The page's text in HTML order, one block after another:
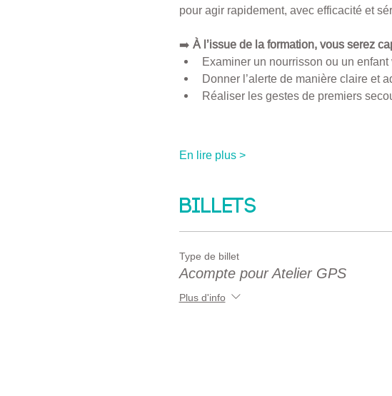
pour agir rapidement, avec efficacité et
➡️ À l’issue de la formation, vous serez
Examiner un nourrisson ou un
Donner l’alerte de manière claire et
Réaliser les gestes de premiers
En lire plus >
Billets
Type de billet
Acompte pour Atelier GPS
Plus d'info